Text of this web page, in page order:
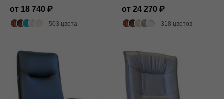
от 18 740
503 цвета
от 24 270
318 цветов